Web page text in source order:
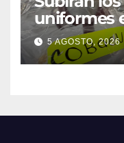
uniformes
5 AGOSTO, 2026